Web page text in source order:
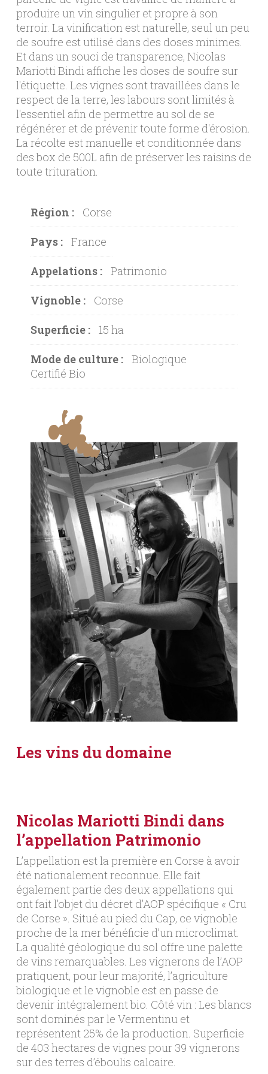
produire un vin singulier et propre à son
terroir. La vinification est naturelle, seul un peu
de soufre est utilisé dans des doses minimes.
Et dans un souci de transparence, Nicolas
Mariotti Bindi affiche les doses de soufre sur
l'étiquette. Les vignes sont travaillées dans le
respect de la terre, les labours sont limités à
l'essentiel afin de permettre au sol de se
régénérer et de prévenir toute forme d'érosion.
La récolte est manuelle et conditionnée dans
des box de 500L afin de préserver les raisins de
toute trituration.
Région : Corse
Pays : France
Appelations : Patrimonio
Vignoble : Corse
Superficie : 15 ha
Mode de culture :
Biologique
Certifié Bio
Les vins du domaine
Nicolas Mariotti Bindi dans
l’appellation Patrimonio
L’appellation est la première en Corse à avoir
été nationalement reconnue. Elle fait
également partie des deux appellations qui
ont fait l’objet du décret d’AOP spécifique « Cru
de Corse ». Situé au pied du Cap, ce vignoble
proche de la mer bénéficie d’un microclimat.
La qualité géologique du sol offre une palette
de vins remarquables. Les vignerons de l’AOP
pratiquent, pour leur majorité, l’agriculture
biologique et le vignoble est en passe de
devenir intégralement bio. Côté vin : Les blancs
sont dominés par le Vermentinu et
représentent 25% de la production. Superficie
de 403 hectares de vignes pour 39 vignerons
sur des terres d’éboulis calcaire.